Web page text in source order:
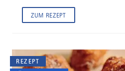
ZUM REZEPT
REZEPT